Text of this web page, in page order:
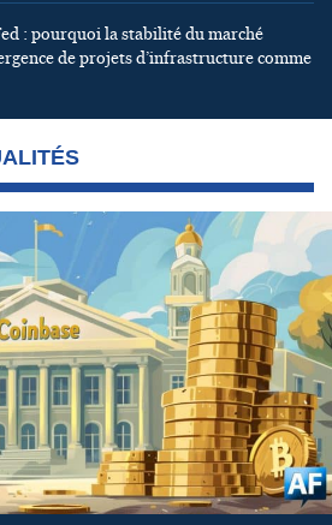
: pourquoi la stabilité du marché
de projets d’infrastructure comme